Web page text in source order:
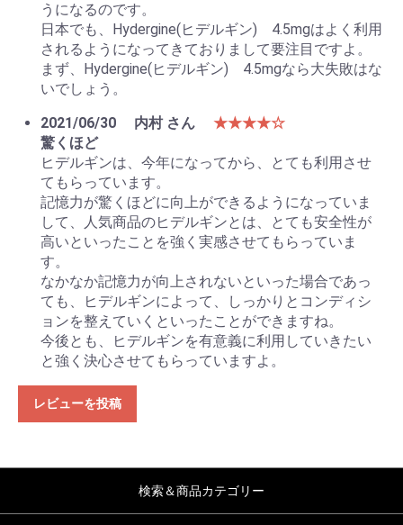
うになるのです。
日本でも、Hydergine(ヒデルギン) 4.5mgはよく利用
されるようになってきておりまして要注目ですよ。
まず、Hydergine(ヒデルギン) 4.5mgなら大失敗はな
いでしょう。
2021/06/30
内村 さん
★★★★☆
驚くほど
ヒデルギンは、今年になってから、とても利用させ
てもらっています。
記憶力が驚くほどに向上ができるようになっていま
して、人気商品のヒデルギンとは、とても安全性が
高いといったことを強く実感させてもらっていま
す。
なかなか記憶力が向上されないといった場合であっ
ても、ヒデルギンによって、しっかりとコンディシ
ョンを整えていくといったことができますね。
今後とも、ヒデルギンを有意義に利用していきたい
と強く決心させてもらっていますよ。
レビューを投稿
検索＆商品カテゴリー